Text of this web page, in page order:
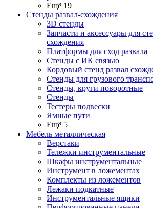
Ещё 19
Стенды развал-схождения
3D стенды
Запчасти и аксессуары для
схождения
Платформы для сход развала
Стенды с ИК связью
Кордовый стенд развал
Стенды для грузового
Стенды, круги поворотные
Стенды
Тестеры подвески
Ямные пути
Ещё 5
Мебель металлическая
Верстаки
Тележки инструментальные
Шкафы инструментальные
Инструмент в ложементах
Комплекты из ложементов
Лежаки подкатные
Инструментальные ящики